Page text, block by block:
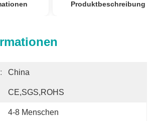
Produktbeschreibung
China
CE,SGS,ROHS
4-8 Menschen